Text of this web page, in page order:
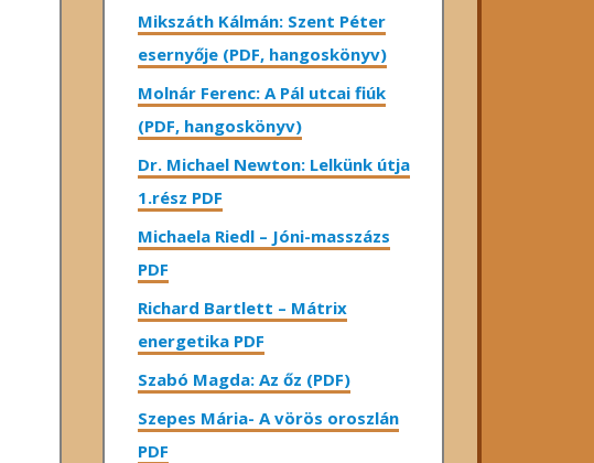
Mikszáth Kálmán: Szent Péter
esernyője (PDF, hangoskönyv)
Molnár Ferenc: A Pál utcai fiúk
(PDF, hangoskönyv)
Dr. Michael Newton: Lelkünk útja
1.rész PDF
Michaela Riedl – Jóni-masszázs
PDF
Richard Bartlett – Mátrix
energetika PDF
Szabó Magda: Az őz (PDF)
Szepes Mária- A vörös oroszlán
PDF